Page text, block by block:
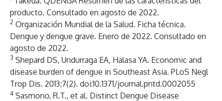
producto. Consultado en agosto de 2022.
2 Organización Mundial de la Salud. Ficha técnica.
Dengue y dengue grave. Enero de 2022. Consultado en
agosto de 2022.
3 Shepard DS, Undurraga EA, Halasa YA. Economic and
disease burden of dengue in Southeast Asia. PLoS Negl
Trop Dis. 2013;7(2). doi:10.1371/journal.pntd.0002055
4 Sasmono, R.T., et al. Distinct Dengue Disease